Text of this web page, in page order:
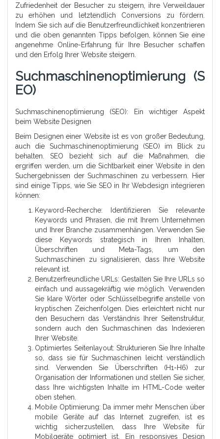
Zufriedenheit der Besucher zu steigern, ihre Verweildauer
zu erhöhen und letztendlich Conversions zu fördern.
Indem Sie sich auf die Benutzerfreundlichkeit konzentrieren
und die oben genannten Tipps befolgen, können Sie eine
angenehme Online-Erfahrung für Ihre Besucher schaffen
und den Erfolg Ihrer Website steigern.
Suchmaschinenoptimierung (S
EO)
Suchmaschinenoptimierung (SEO): Ein wichtiger Aspekt
beim Website Designen
Beim Designen einer Website ist es von großer Bedeutung,
auch die Suchmaschinenoptimierung (SEO) im Blick zu
behalten. SEO bezieht sich auf die Maßnahmen, die
ergriffen werden, um die Sichtbarkeit einer Website in den
Suchergebnissen der Suchmaschinen zu verbessern. Hier
sind einige Tipps, wie Sie SEO in Ihr Webdesign integrieren
können:
Keyword-Recherche: Identifizieren Sie relevante
Keywords und Phrasen, die mit Ihrem Unternehmen
und Ihrer Branche zusammenhängen. Verwenden Sie
diese Keywords strategisch in Ihren Inhalten,
Überschriften und Meta-Tags, um den
Suchmaschinen zu signalisieren, dass Ihre Website
relevant ist.
Benutzerfreundliche URLs: Gestalten Sie Ihre URLs so
einfach und aussagekräftig wie möglich. Verwenden
Sie klare Wörter oder Schlüsselbegriffe anstelle von
kryptischen Zeichenfolgen. Dies erleichtert nicht nur
den Besuchern das Verständnis Ihrer Seitenstruktur,
sondern auch den Suchmaschinen das Indexieren
Ihrer Website.
Optimiertes Seitenlayout: Strukturieren Sie Ihre Inhalte
so, dass sie für Suchmaschinen leicht verständlich
sind. Verwenden Sie Überschriften (H1-H6) zur
Organisation der Informationen und stellen Sie sicher,
dass Ihre wichtigsten Inhalte im HTML-Code weiter
oben stehen.
Mobile Optimierung: Da immer mehr Menschen über
mobile Geräte auf das Internet zugreifen, ist es
wichtig sicherzustellen, dass Ihre Website für
Mobilgeräte optimiert ist. Ein responsives Design